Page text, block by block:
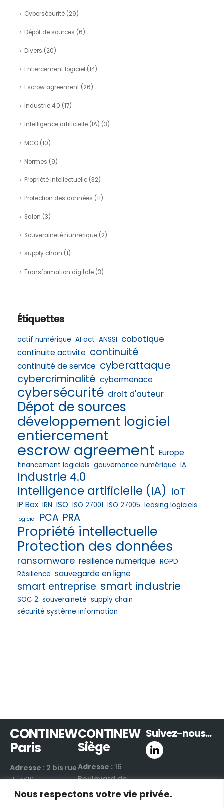
Nous respectons votre vie privée.
Cybersécurité(29)
Dépôt de sources (6)
Divers (20)
Entiercement logiciel (14)
Escrow agreement(26)
Industrie 4.0 (17)
Intelligence artificielle (IA) (3)
MCO(10)
Normes (9)
Propriété intellectuelle(32)
Protection des données (11)
Salon (3)
Souveraineté numérique(2)
supply chain (1)
Transformation digitale(3)
Étiquettes
actif numérique AI act ANSSI cobotique
continuite activite continuité
continuité de service cyberattaque
cybercriminalité cybermenace
cybersécurité droit d'auteur
Dépot de sources
développement logiciel
entiercement
escrow agreement Europe
financement logiciels gouvernance numérique IA
Industrie 4.0
Intelligence artificielle (IA) IoT
IP Box IRN ISO ISO 27001 ISO 27005 leasing logiciels
logiciel PCA PRA
Propriété intellectuelle
Protection des données
ransomware resilience numerique RGPD
Résilience sauvegarde en ligne
smart entreprise smart industrie
SOC 2 souveraineté supply chain
sécurité système information
CONTINEW
Paris
Adresse : 2 bis rue
de Villiers
92300 Levallois-
CONTINEW
Siège
Adresse : 16
Boulevard de
Valmy
Suivez-nous...